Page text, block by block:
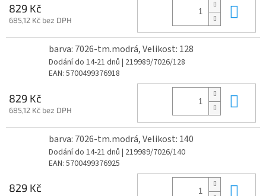
829 Kč
685,12 Kč bez DPH
barva: 7026-tm.modrá, Velikost: 128
Dodání do 14-21 dnů | 219989/7026/128
EAN: 5700499376918
829 Kč
685,12 Kč bez DPH
barva: 7026-tm.modrá, Velikost: 140
Dodání do 14-21 dnů | 219989/7026/140
EAN: 5700499376925
829 Kč